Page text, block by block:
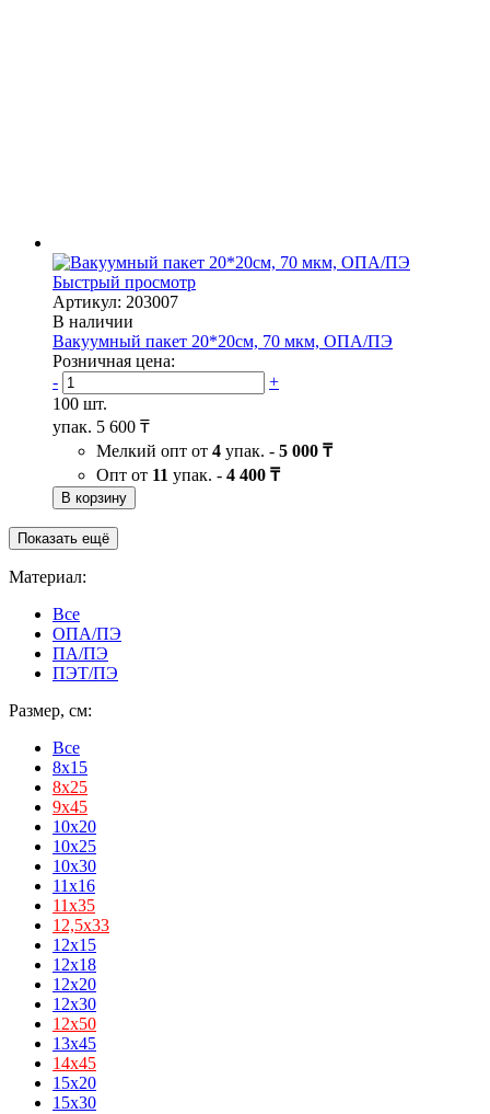
Быстрый просмотр
Артикул: 203007
В наличии
Вакуумный пакет 20*20см, 70 мкм, ОПА/ПЭ
Розничная цена:
-
+
100 шт.
упак. 5 600 ₸
Мелкий опт от 4 упак. - 5 000 ₸
Опт от 11 упак. - 4 400 ₸
В корзину
Показать ещё
Материал:
Все
ОПА/ПЭ
ПА/ПЭ
ПЭТ/ПЭ
Размер, см:
Все
8x15
8х25
9х45
10x20
10x25
10x30
11x16
11х35
12,5х33
12x15
12x18
12x20
12x30
12х50
13x45
14х45
15x20
15x30